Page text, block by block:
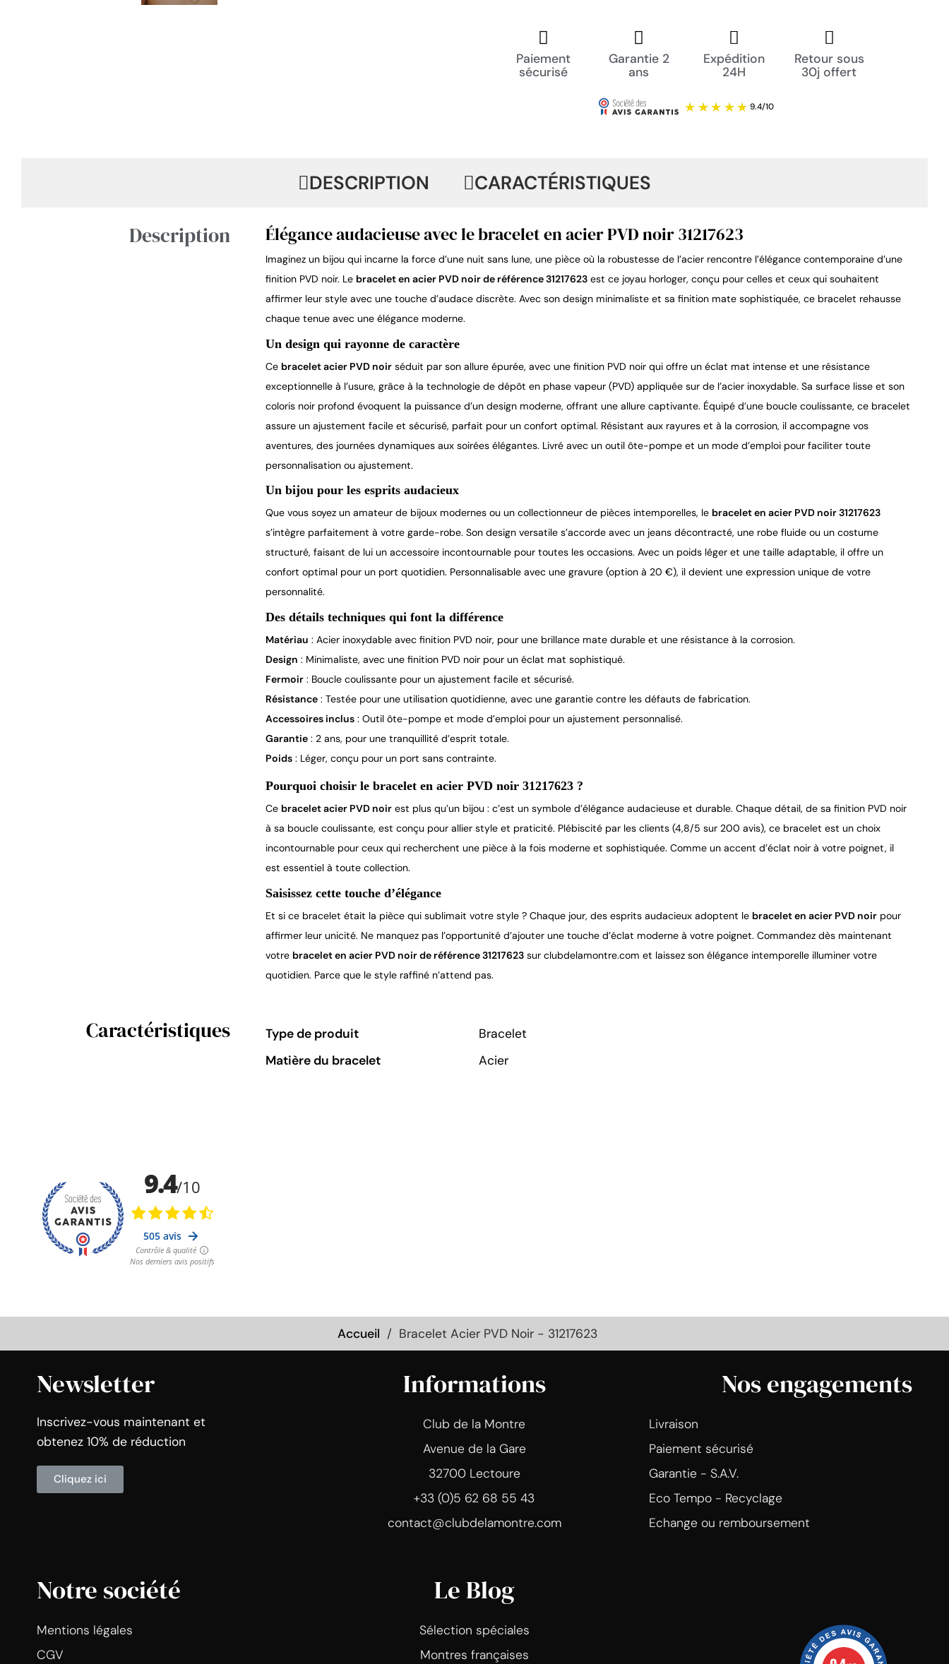
Paiement
sécurisé
Garantie 2
ans
Expédition
24H
Retour sous
30j offert
DESCRIPTION CARACTÉRISTIQUES
Description Élégance audacieuse avec le bracelet en acier PVD noir 31217623
Imaginez un bijou qui incarne la force d’une nuit sans lune, une pièce où la robustesse de l’acier rencontre l’élégance contemporaine d’une
finition PVD noir. Le bracelet en acier PVD noir de référence 31217623 est ce joyau horloger, conçu pour celles et ceux qui souhaitent
affirmer leur style avec une touche d’audace discrète. Avec son design minimaliste et sa finition mate sophistiquée, ce bracelet rehausse
chaque tenue avec une élégance moderne.
Un design qui rayonne de caractère
Ce bracelet acier PVD noir séduit par son allure épurée, avec une finition PVD noir qui offre un éclat mat intense et une résistance
exceptionnelle à l’usure, grâce à la technologie de dépôt en phase vapeur (PVD) appliquée sur de l’acier inoxydable. Sa surface lisse et son
coloris noir profond évoquent la puissance d’un design moderne, offrant une allure captivante. Équipé d’une boucle coulissante, ce bracelet
assure un ajustement facile et sécurisé, parfait pour un confort optimal. Résistant aux rayures et à la corrosion, il accompagne vos
aventures, des journées dynamiques aux soirées élégantes. Livré avec un outil ôte-pompe et un mode d’emploi pour faciliter toute
personnalisation ou ajustement.
Un bijou pour les esprits audacieux
Que vous soyez un amateur de bijoux modernes ou un collectionneur de pièces intemporelles, le bracelet en acier PVD noir 31217623
s’intègre parfaitement à votre garde-robe. Son design versatile s’accorde avec un jeans décontracté, une robe fluide ou un costume
structuré, faisant de lui un accessoire incontournable pour toutes les occasions. Avec un poids léger et une taille adaptable, il offre un
confort optimal pour un port quotidien. Personnalisable avec une gravure (option à 20 €), il devient une expression unique de votre
personnalité.
Des détails techniques qui font la différence
Matériau : Acier inoxydable avec finition PVD noir, pour une brillance mate durable et une résistance à la corrosion.
Design : Minimaliste, avec une finition PVD noir pour un éclat mat sophistiqué.
Fermoir : Boucle coulissante pour un ajustement facile et sécurisé.
Résistance : Testée pour une utilisation quotidienne, avec une garantie contre les défauts de fabrication.
Accessoires inclus : Outil ôte-pompe et mode d’emploi pour un ajustement personnalisé.
Garantie : 2 ans, pour une tranquillité d’esprit totale.
Poids : Léger, conçu pour un port sans contrainte.
Pourquoi choisir le bracelet en acier PVD noir 31217623 ?
Ce bracelet acier PVD noir est plus qu’un bijou : c’est un symbole d’élégance audacieuse et durable. Chaque détail, de sa finition PVD noir
à sa boucle coulissante, est conçu pour allier style et praticité. Plébiscité par les clients (4,8/5 sur 200 avis), ce bracelet est un choix
incontournable pour ceux qui recherchent une pièce à la fois moderne et sophistiquée. Comme un accent d’éclat noir à votre poignet, il
est essentiel à toute collection.
Saisissez cette touche d’élégance
Et si ce bracelet était la pièce qui sublimait votre style ? Chaque jour, des esprits audacieux adoptent le bracelet en acier PVD noir pour
affirmer leur unicité. Ne manquez pas l’opportunité d’ajouter une touche d’éclat moderne à votre poignet. Commandez dès maintenant
votre bracelet en acier PVD noir de référence 31217623 sur clubdelamontre.com et laissez son élégance intemporelle illuminer votre
quotidien. Parce que le style raffiné n’attend pas.
Caractéristiques Type de produit
Bracelet
Matière du bracelet
Acier
Accueil Bracelet Acier PVD Noir - 31217623
Newsletter
Inscrivez-vous maintenant et
obtenez 10% de réduction
Cliquez ici
Informations
Club de la Montre
Avenue de la Gare
32700 Lectoure
+33 (0)5 62 68 55 43
contact@clubdelamontre.com
Nos engagements
Livraison
Paiement sécurisé
Garantie - S.A.V.
Eco Tempo - Recyclage
Echange ou remboursement
Notre société
Mentions légales
CGV
Le Blog
Sélection spéciales
Montres françaises